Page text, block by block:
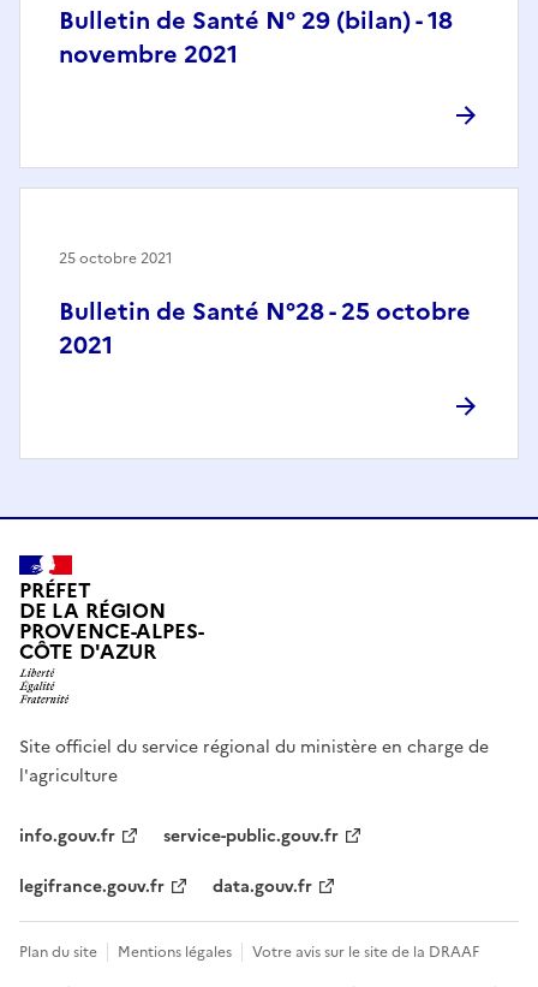
Bulletin de Santé N° 29 (bilan) - 18
novembre 2021
Bulletin de Santé N°28 - 25 octobre
2021
25 octobre 2021
PRÉFET
DE LA RÉGION
PROVENCE-ALPES-
CÔTE D'AZUR
Site officiel du service régional du ministère en charge de
l'agriculture
info.gouv.fr
service-public.gouv.fr
legifrance.gouv.fr
data.gouv.fr
Plan du site Mentions légales
Votre avis sur le site de la DRAAF